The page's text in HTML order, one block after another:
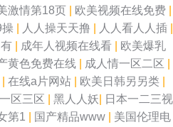
激情第18页 欧美视频在线免费
人人操天天撸 人人看人人插
成年人视频在线看
欧美爆乳
黄色免费在线 成人情一区二区
在线a片网站 欧美日韩另另类
区三区 黑人人妖
日本一二三视
第1 国产精品www 美国伦理电